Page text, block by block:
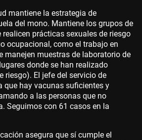
mantiene la estrategia de
del mono. Mantiene los grupos de
realicen prácticas sexuales de riesgo
ocupacional, como el trabajo en
manejen muestras de laboratorio de
donde se han realizado
riesgo). El jefe del servicio de
que hay vacunas suficientes y
a las personas que no
Seguimos con 61 casos en la
asegura que sí cumple el